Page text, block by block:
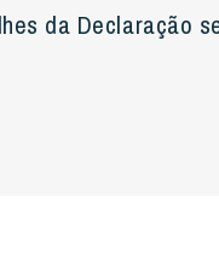
da Declaração